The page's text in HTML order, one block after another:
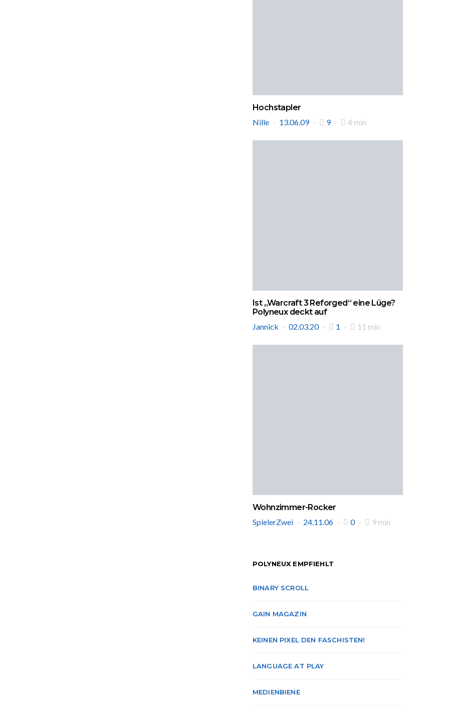
Hochstapler
Nille
13.06.09 9 4 min
Ist „Warcraft 3 Reforged“ eine Lüge?
Polyneux deckt auf
Jannick
02.03.20 1 11 min
Wohnzimmer-Rocker
SpielerZwei
24.11.06 0 9 min
POLYNEUX EMPFIEHLT
BINARY SCROLL
GAIN MAGAZIN
KEINEN PIXEL DEN FASCHISTEN!
LANGUAGE AT PLAY
MEDIENBIENE